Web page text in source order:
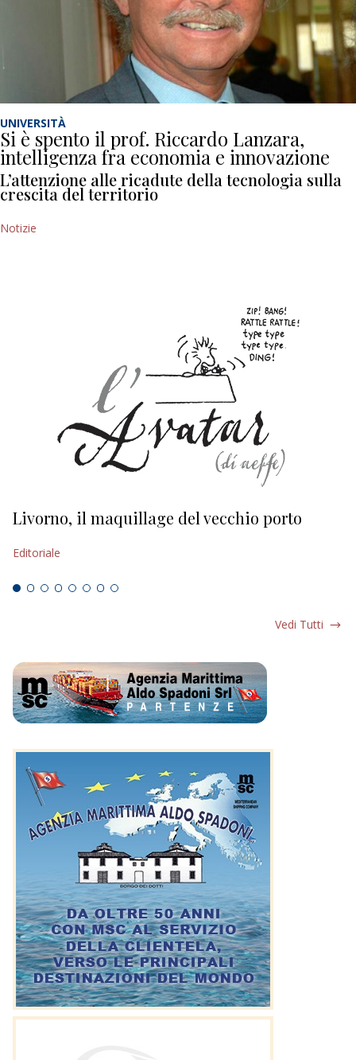
UNIVERSITÀ
Si è spento il prof. Riccardo Lanzara,
intelligenza fra economia e innovazione
L’attenzione alle ricadute della tecnologia sulla
crescita del territorio
Notizie
Livorno, il maquillage del vecchio porto
Editoriale
Vedi Tutti